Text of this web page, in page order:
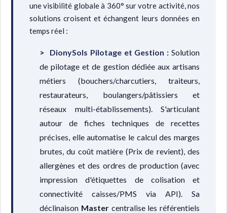
une visibilité globale à 360° sur votre activité, nos
solutions croisent et échangent leurs données en
temps réel :
DionySols Pilotage et Gestion : Solution
de pilotage et de gestion dédiée aux artisans
métiers (bouchers/charcutiers, traiteurs,
restaurateurs, boulangers/pâtissiers et
réseaux multi-établissements). S'articulant
autour de fiches techniques de recettes
précises, elle automatise le calcul des marges
brutes, du coût matière (Prix de revient), des
allergènes et des ordres de production (avec
impression d'étiquettes de colisation et
connectivité caisses/PMS via API). Sa
déclinaison Mastercentralise les référentiels